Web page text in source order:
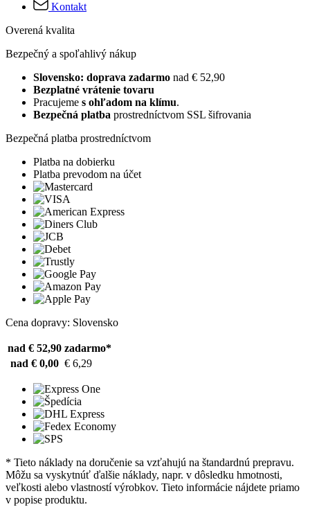
Kontakt
Overená kvalita
Bezpečný a spoľahlivý nákup
Slovensko: doprava zadarmo nad € 52,90
Bezplatné vrátenie tovaru
Pracujeme s ohľadom na klímu.
Bezpečná platba prostredníctvom SSL šifrovania
Bezpečná platba prostredníctvom
Platba na dobierku
Platba prevodom na účet
Cena dopravy: Slovensko
nad € 52,90 zadarmo*
nad € 0,00 € 6,29
* Tieto náklady na doručenie sa vzťahujú na štandardnú prepravu.
Môžu sa vyskytnúť ďalšie náklady, napr. v dôsledku hmotnosti,
veľkosti alebo vlastností výrobkov. Tieto informácie nájdete priamo
v popise produktu.